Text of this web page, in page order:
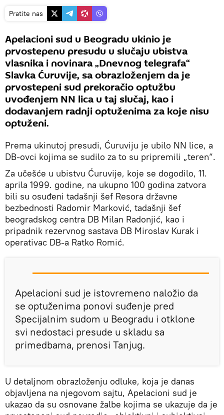
Pratite nas
Apelacioni sud u Beogradu ukinio je
prvostepenu presudu u slučaju ubistva
vlasnika i novinara „Dnevnog telegrafa“
Slavka Ćuruvije, sa obrazloženjem da je
prvostepeni sud prekoračio optužbu
uvođenjem NN lica u taj slučaj, kao i
dodavanjem radnji optuženima za koje nisu
optuženi.
Prema ukinutoj presudi, Ćuruviju je ubilo NN lice, a
DB-ovci kojima se sudilo za to su pripremili „teren“.
Za učešće u ubistvu Ćuruvije, koje se dogodilo, 11.
aprila 1999. godine, na ukupno 100 godina zatvora
bili su osuđeni tadašnji šef Resora državne
bezbednosti Radomir Marković, tadašnji šef
beogradskog centra DB Milan Radonjić, kao i
pripadnik rezervnog sastava DB Miroslav Kurak i
operativac DB-a Ratko Romić.
Apelacioni sud je istovremeno naložio da
se optuženima ponovi suđenje pred
Specijalnim sudom u Beogradu i otklone
svi nedostaci presude u skladu sa
primedbama, prenosi Tanjug.
U detaljnom obrazloženju odluke, koja je danas
objavljena na njegovom sajtu, Apelacioni sud je
ukazao da su osnovane žalbe kojima se ukazuje da je